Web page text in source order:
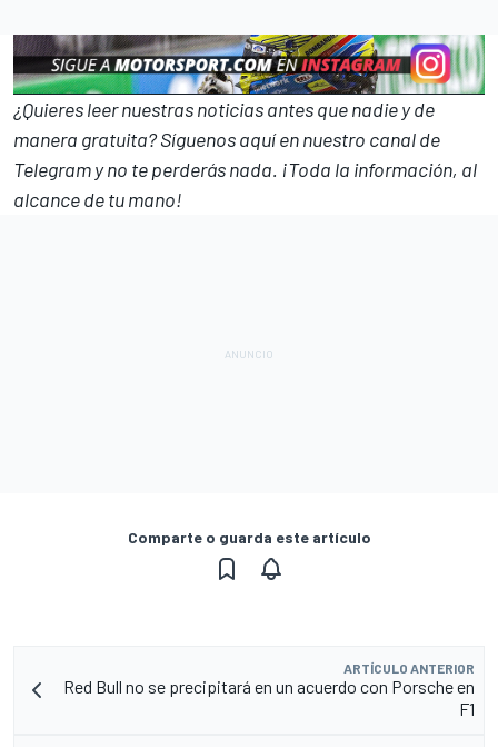
¿Quieres leer nuestras noticias antes que nadie y de
manera gratuita? Síguenosaquí en nuestro canal de
Telegramy no te perderás nada. ¡Toda la información, al
alcance de tu mano!
Comparte o guarda este artículo
ARTÍCULO ANTERIOR
Red Bull no se precipitará en un acuerdo con Porsche en
F1